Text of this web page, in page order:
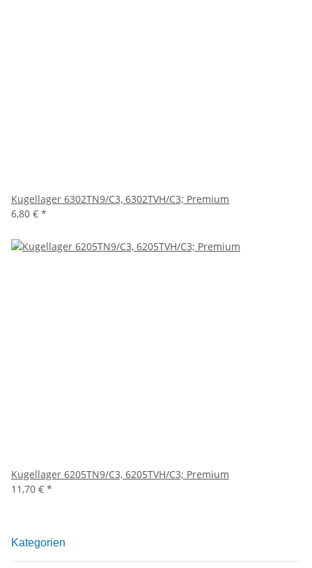
Kugellager 6302TN9/C3, 6302TVH/C3; Premium
6,80 € *
Kugellager 6205TN9/C3, 6205TVH/C3; Premium
11,70 € *
Kategorien